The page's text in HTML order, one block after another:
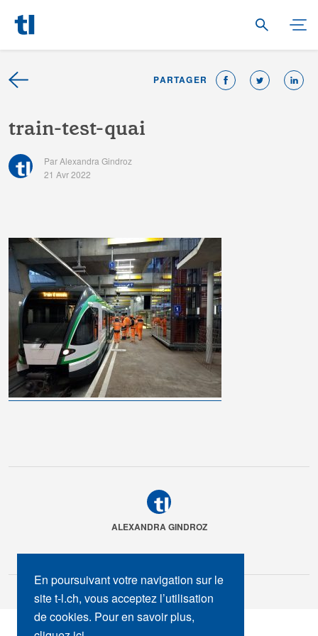
PARTAGER
train-test-quai
Par Alexandra Gindroz
21 Avr 2022
ALEXANDRA GINDROZ
En poursuivant votre navigation sur le
site t-l.ch, vous acceptez l’utilisation
de cookies. Pour en savoir plus,